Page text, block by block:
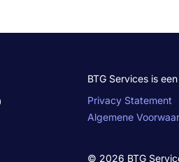
BTG Services is
Privacy Statement
Algemene
© 2026 BTG